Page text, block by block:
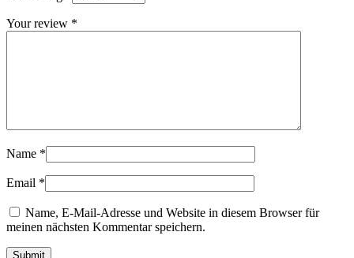
Your review *
Name *
Email *
Name, E-Mail-Adresse und Website in diesem Browser für
meinen nächsten Kommentar speichern.